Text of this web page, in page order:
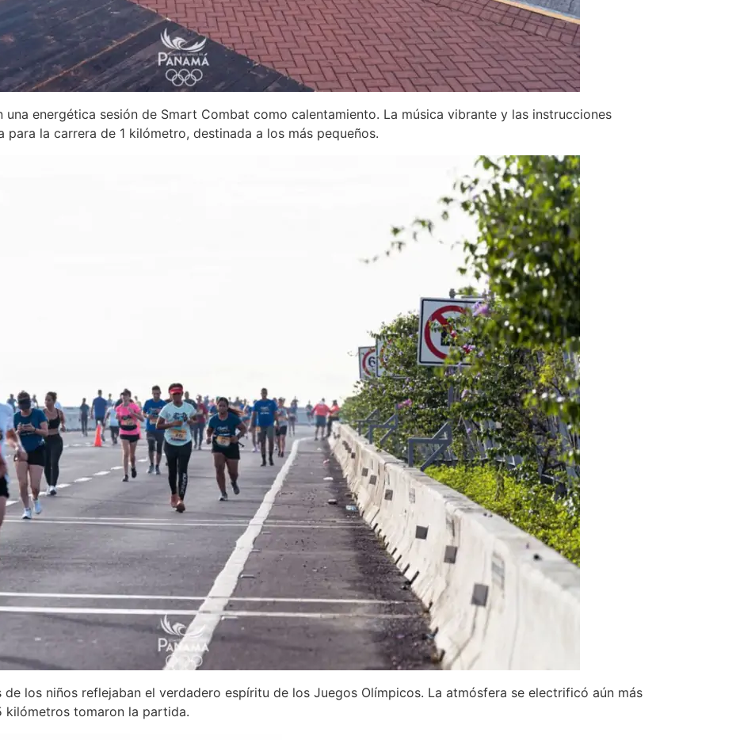
una energética sesión de Smart Combat como calentamiento. La música vibrante y las instrucciones
la carrera de 1 kilómetro, destinada a los más pequeños.
los niños reflejaban el verdadero espíritu de los Juegos Olímpicos. La atmósfera se electrificó aún más
kilómetros tomaron la partida.